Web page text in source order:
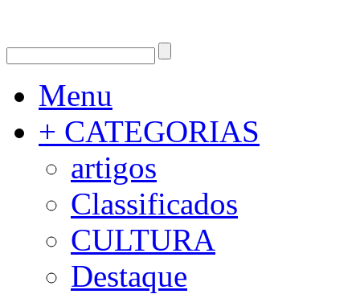
Menu
+ CATEGORIAS
artigos
Classificados
CULTURA
Destaque